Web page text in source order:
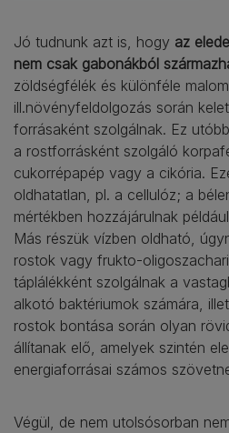
Jó tudnunk azt is, hogy az
nem csak gabonákból
zöldségfélék és különféle
ill.növényfeldolgozás során
forrásaként szolgálnak. Ez
a rostforrásként szolgáló
cukorrépapép vagy a cikória.
oldhatatlan, pl. a cellulóz; a
mértékben hozzájárulnak
Más részük vízben oldható,
rostok vagy frukto-
táplálékként szolgálnak a
alkotó baktériumok számára,
rostok bontása során olyan
állítanak elő, amelyek szintén
energiaforrásai számos
Végül, de nem utolsósorban